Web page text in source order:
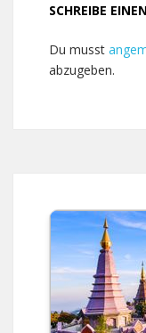
SCHREIBE
Du musst
abzugeben.